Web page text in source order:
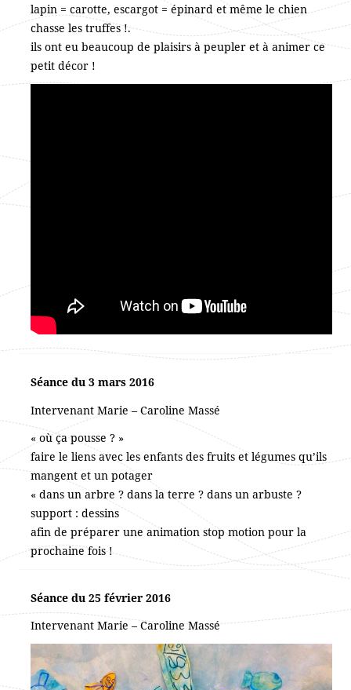
lapin = carotte, escargot = épinard et même le chien
chasse les truffes !.
ils ont eu beaucoup de plaisirs à peupler et à animer ce
petit décor !
Séance du 3 mars 2016
Intervenant Marie – Caroline Massé
« où ça pousse ? »
faire le liens avec les enfants des fruits et légumes qu’ils
mangent et un potager
« dans un arbre ? dans la terre ? dans un arbuste ?
support : dessins
afin de préparer une animation stop motion pour la
prochaine fois !
Séance du 25 février 2016
Intervenant Marie – Caroline Massé